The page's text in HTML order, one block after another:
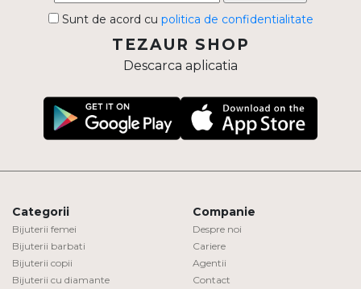
Sunt de acord cu politica de confidentialitate
TEZAUR SHOP
Descarca aplicatia
Categorii
Bijuterii femei
Bijuterii barbati
Bijuterii copii
Bijuterii cu diamante
Companie
Despre noi
Cariere
Agentii
Contact